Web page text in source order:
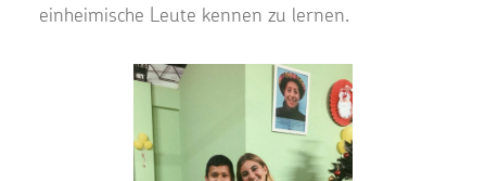
einheimische Leute kennen zu lernen.